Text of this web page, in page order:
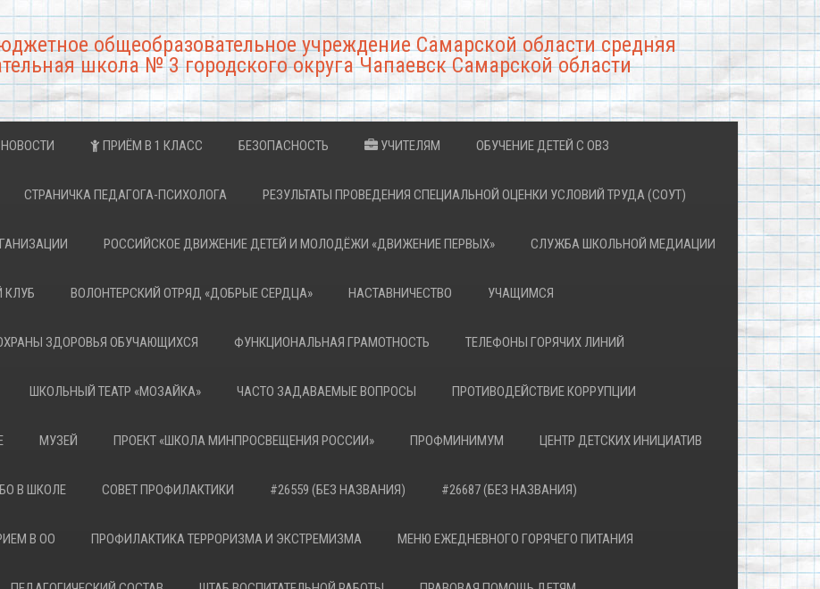
общеобразовательное учреждение Самарской области средняя
школа № 3 городского округа Чапаевск Самарской области
НОВОСТИ ПРИЁМ В 1 КЛАСС БЕЗОПАСНОСТЬ УЧИТЕЛЯМ ОБУЧЕНИЕ ДЕТЕЙ С ОВЗ
СТРАНИЧКА ПЕДАГОГА-ПСИХОЛОГА РЕЗУЛЬТАТЫ ПРОВЕДЕНИЯ СПЕЦИАЛЬНОЙ ОЦЕНКИ УСЛОВИЙ ТРУДА (СОУТ)
РОССИЙСКОЕ ДВИЖЕНИЕ ДЕТЕЙ И МОЛОДЁЖИ «ДВИЖЕНИЕ ПЕРВЫХ» СЛУЖБА ШКОЛЬНОЙ МЕДИАЦИИ
КЛУБ ВОЛОНТЕРСКИЙ ОТРЯД «ДОБРЫЕ СЕРДЦА» НАСТАВНИЧЕСТВО УЧАЩИМСЯ
ЗДОРОВЬЯ ОБУЧАЮЩИХСЯ ФУНКЦИОНАЛЬНАЯ ГРАМОТНОСТЬ ТЕЛЕФОНЫ ГОРЯЧИХ ЛИНИЙ
ШКОЛЬНЫЙ ТЕАТР «МОЗАЙКА» ЧАСТО ЗАДАВАЕМЫЕ ВОПРОСЫ ПРОТИВОДЕЙСТВИЕ КОРРУПЦИИ
МУЗЕЙ ПРОЕКТ «ШКОЛА МИНПРОСВЕЩЕНИЯ РОССИИ» ПРОФМИНИМУМ ЦЕНТР ДЕТСКИХ ИНИЦИАТИВ
В ШКОЛЕ СОВЕТ ПРОФИЛАКТИКИ #26559 (БЕЗ НАЗВАНИЯ) #26687 (БЕЗ НАЗВАНИЯ)
В ОО ПРОФИЛАКТИКА ТЕРРОРИЗМА И ЭКСТРЕМИЗМА МЕНЮ ЕЖЕДНЕВНОГО ГОРЯЧЕГО ПИТАНИЯ